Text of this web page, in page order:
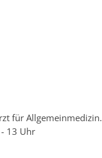
für Allgemeinmedizin.
13 Uhr